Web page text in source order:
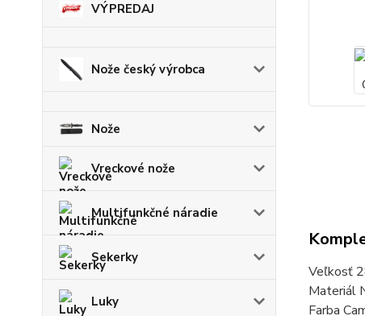
VÝPREDAJ
Nože český výrobca
Nože
Vreckové nože
Multifunkčné náradie
Sekerky
Luky
Veľkosť
Materiál
Farba